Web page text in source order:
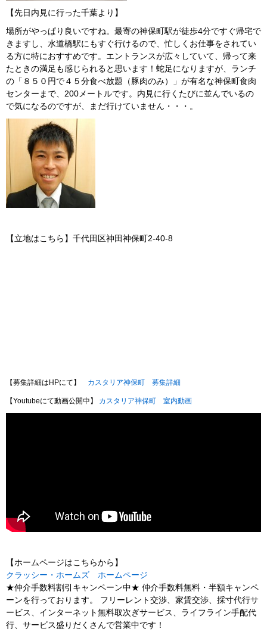
【先日内見に行った千葉より】
場所がやっぱり良いですね。最寄の神保町駅が徒歩4分ですぐ帰宅で
きますし、水道橋駅にもすぐ行けるので、忙しくお仕事をされてい
る方に特におすすめです。エントランスが広々していて、帰って来
たときの満足も感じられると思います！蛇足になりますが、ランチ
の「８５０円で４５分食べ放題（豚肉のみ）」が有名な神保町食肉
センターまで、200メートルです。内見に行くたびに並んでいるの
で気になるのですが、まだ行けていません・・・。
【立地はこちら】千代田区神田神保町2-40-8
【募集詳細はHPにて】 カスタリア神保町 募集詳細
【Youtubeにて動画公開中】 カスタリア神保町 室内動画
【ホームページはこちらから】
クラッシー・ホームズ ホームページ
★仲介手数料割引キャンペーン中★ 仲介手数料無料・半額キャンペ
ーンを行っております。 フリーレント交渉、家賃交渉、採寸代行サ
ービス、インターネット無料取次ぎサービス、ライフライン手配代
行、サービス盛りだくさんで営業中です！